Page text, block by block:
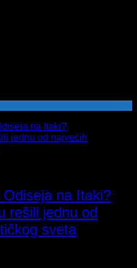
na Itaki?
rešili jednu od
sveta